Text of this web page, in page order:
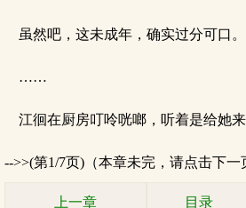
虽然吧，这未成年，确实过分可口。
……
江徊在厨房叮呤咣啷，听着是给她
-->>(第1/7页)（本章未完，请点击下一
上一章 目录